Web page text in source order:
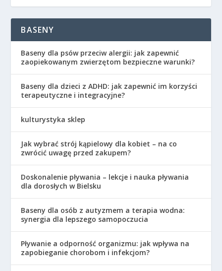
BASENY
Baseny dla psów przeciw alergii: jak zapewnić
zaopiekowanym zwierzętom bezpieczne warunki?
Baseny dla dzieci z ADHD: jak zapewnić im korzyści
terapeutyczne i integracyjne?
kulturystyka sklep
Jak wybrać strój kąpielowy dla kobiet – na co
zwrócić uwagę przed zakupem?
Doskonalenie pływania – lekcje i nauka pływania
dla dorosłych w Bielsku
Baseny dla osób z autyzmem a terapia wodna:
synergia dla lepszego samopoczucia
Pływanie a odporność organizmu: jak wpływa na
zapobieganie chorobom i infekcjom?